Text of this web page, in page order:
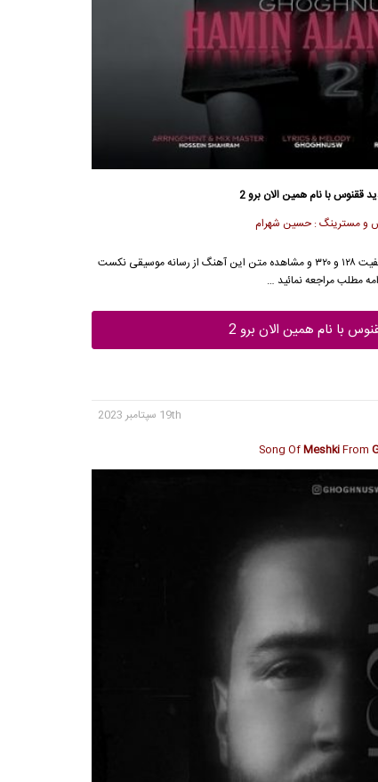
ققنوس با نام همین الان برو 2
و مسترینگ : حسین شهرام
جهت دانلود آهنگ همین الان برو 2 از ققنوس با کیفیت ۱۲۸ و ۳۲۰ و مشاهده متن این آهنگ از رسانه موسیقی نکست
مطلب مراجعه نمائید …
با نام همین الان برو 2
19th سپتامبر 2023
Song OfMeshkiFrom